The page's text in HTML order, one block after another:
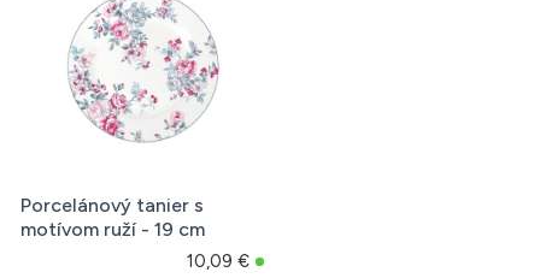
Porcelánový tanier s
motívom ruží - 19 cm
10,09 €